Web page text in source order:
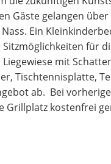
Gäste gelangen
Ein
für
mit
Tischtennisplatte,
ab. Bei
Grillplatz kostenfrei